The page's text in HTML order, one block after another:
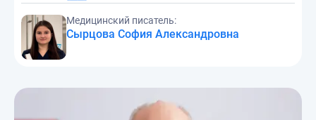
Медицинский писатель:
Сырцова София Александровна